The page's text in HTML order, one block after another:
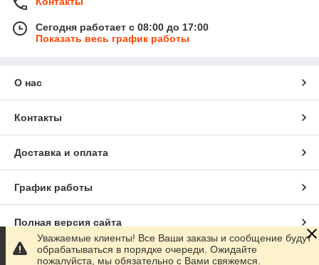
Сегодня работает с 08:00 до 17:00
Показать весь график работы
О нас
Контакты
Доставка и оплата
График работы
Полная версия сайта
Сайт создан на маркетплейсеSatu.kz
Уважаемые клиенты! Все Ваши заказы и сообщение будут
обрабатываться в порядке очереди. Ожидайте
пожалуйста, мы обязательно с Вами свяжемся.